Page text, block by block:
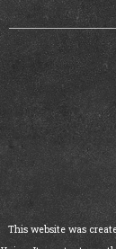
This website was